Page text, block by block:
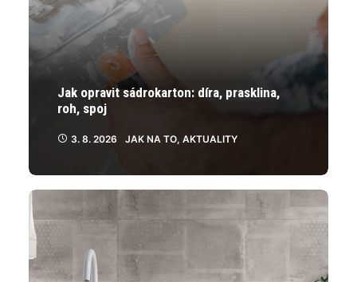
Jak opravit sádrokarton: díra, prasklina,
roh, spoj
3. 8. 2026 JAK NA TO, AKTUALITY